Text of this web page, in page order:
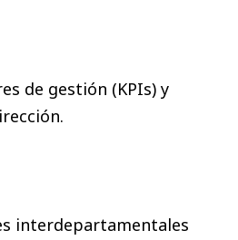
de gestión (KPIs) y
interdepartamentales